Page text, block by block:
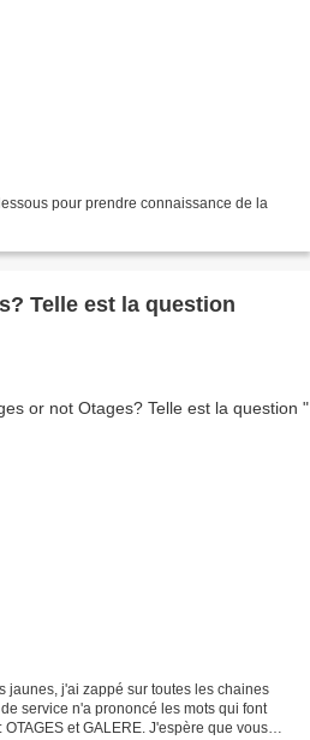
pour prendre connaissance de la
Telle est la question
jaunes, j'ai zappé sur toutes les chaines
service n'a prononcé les mots qui font
et GALERE. J'espère que vous